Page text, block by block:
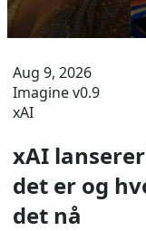
Aug 9, 2026
Imagine v0.9
xAI
xAI
det er og
det nå